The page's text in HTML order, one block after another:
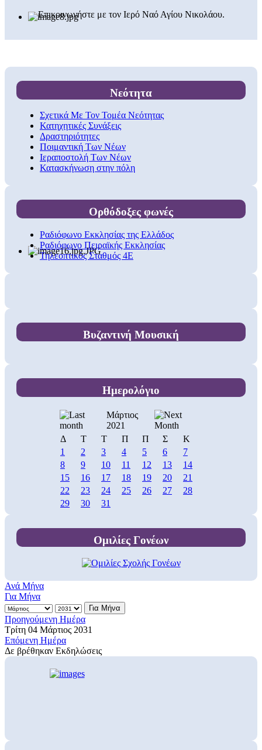
Επικοινωνήστε με τον Ιερό Ναό Αγίου Νικολάου.
Νεότητα
Σχετικά Με Τον Τομέα Νεότητας
Κατηχητικές Συνάξεις
Δραστηριότητες
Ποιμαντική Των Νέων
Ιεραποστολή Των Νέων
Κατασκήνωση στην πόλη
Ορθόδοξες φωνές
Ραδιόφωνο Εκκλησίας της Ελλάδος
Ραδιόφωνο Πειραϊκής Εκκλησίας
Τηλεοπτικός Σταθμός 4Ε
Βυζαντινή Μουσική
Ημερολόγιο
Μάρτιος
2021
Δ
Τ Τ Π Π Σ
Κ
1
2 3 4 5 6
7
8
9 10 11 12 13
14
15
16 17 18 19 20
21
22
23 24 25 26 27
28
29
30 31
Ομιλίες Γονέων
Ανά Μήνα
Για Μήνα
Για Μήνα
Προηγούμενη Ημέρα
Τρίτη 04 Μάρτιος 2031
Επόμενη Ημέρα
Δε βρέθηκαν Εκδηλώσεις